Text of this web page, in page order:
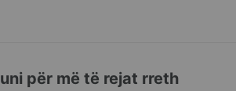
për më të rejat rreth